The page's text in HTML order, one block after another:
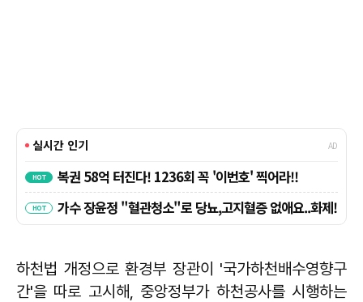
하천법 개정으로 환경부 장관이 '국가하천배수영향구
간'을 따로 고시해, 중앙정부가 하천공사를 시행하는